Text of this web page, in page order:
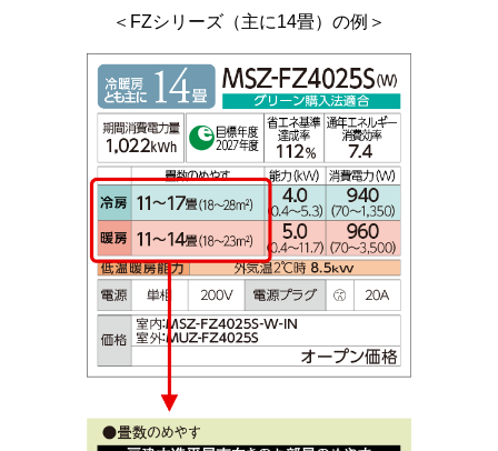
＜FZシリーズ（主に14畳）の例＞